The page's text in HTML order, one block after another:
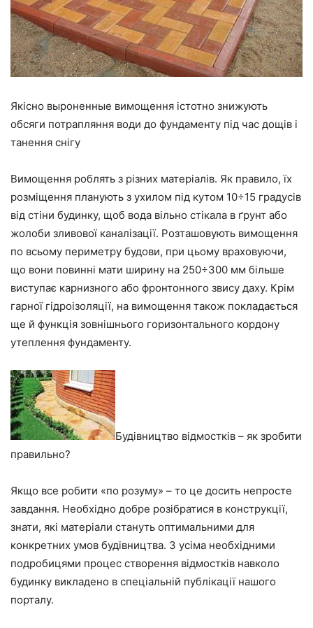
Якісно выроненные вимощення істотно знижують
обсяги потрапляння води до фундаменту під час дощів і
танення снігу
Вимощення роблять з різних матеріалів. Як правило, їх
розміщення планують з ухилом під кутом 10÷15 градусів
від стіни будинку, щоб вода вільно стікала в ґрунт або
жолоби зливової каналізації. Розташовують вимощення
по всьому периметру будови, при цьому враховуючи,
що вони повинні мати ширину на 250÷300 мм більше
виступає карнизного або фронтонного звису даху. Крім
гарної гідроізоляції, на вимощення також покладається
ще й функція зовнішнього горизонтального кордону
утеплення фундаменту.
Будівництво відмостків – як зробити
правильно?
Якщо все робити «по розуму» – то це досить непросте
завдання. Необхідно добре розібратися в конструкції,
знати, які матеріали стануть оптимальними для
конкретних умов будівництва. З усіма необхідними
подробицями процес створення відмостків навколо
будинку викладено в спеціальній публікації нашого
порталу.